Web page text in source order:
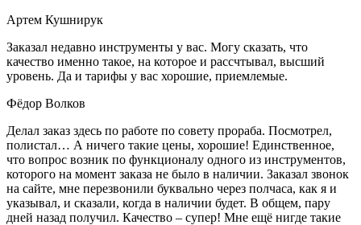
Артем Кушнирук
Заказал недавно инструменты у вас. Могу сказать, что
качество именно такое, на которое и рассчтывал, высший
уровень. Да и тарифы у вас хорошие, приемлемые.
Фёдор Волков
Делал заказ здесь по работе по совету прораба. Посмотрел,
полистал… А ничего такие цены, хорошие! Единственное,
что вопрос возник по функционалу одного из инструментов,
которого на момент заказа не было в наличии. Заказал звонок
на сайте, мне перезвонили буквально через полчаса, как я и
указывал, и сказали, когда в наличии будет. В общем, пару
дней назад получил. Качество – супер! Мне ещё нигде такие